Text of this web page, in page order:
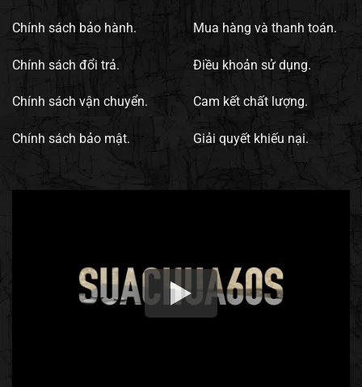
Chính sách bảo hành.
Chính sách đổi trả.
Chính sách vận chuyển.
Chính sách bảo mật.
Mua hàng và thanh toán.
Điều khoản sử dụng.
Cam kết chất lượng.
Giải quyết khiếu nại.